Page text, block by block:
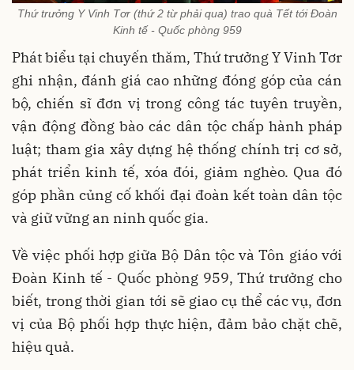
Thứ trưởng Y Vinh Tơr (thứ 2 từ phải qua) trao quà Tết tới Đoàn
Kinh tế - Quốc phòng 959
Phát biểu tại chuyến thăm, Thứ trưởng Y Vinh Tơr
ghi nhận, đánh giá cao những đóng góp của cán
bộ, chiến sĩ đơn vị trong công tác tuyên truyền,
vận động đồng bào các dân tộc chấp hành pháp
luật; tham gia xây dựng hệ thống chính trị cơ sở,
phát triển kinh tế, xóa đói, giảm nghèo. Qua đó
góp phần củng cố khối đại đoàn kết toàn dân tộc
và giữ vững an ninh quốc gia.
Về việc phối hợp giữa Bộ Dân tộc và Tôn giáo với
Đoàn Kinh tế - Quốc phòng 959, Thứ trưởng cho
biết, trong thời gian tới sẽ giao cụ thể các vụ, đơn
vị của Bộ phối hợp thực hiện, đảm bảo chặt chẽ,
hiệu quả.